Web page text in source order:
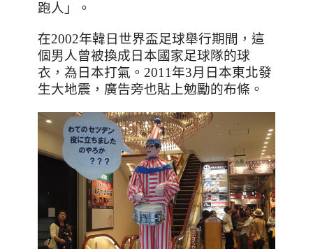
跑人 」 。
在2002年韓日世界盃足球舉行期間，這
個男人曾被換成日本國家足球隊的球
衣，為日本打氣。 2011年3月日本東北發
生大地震，廣告旁也貼上勉勵的布條。